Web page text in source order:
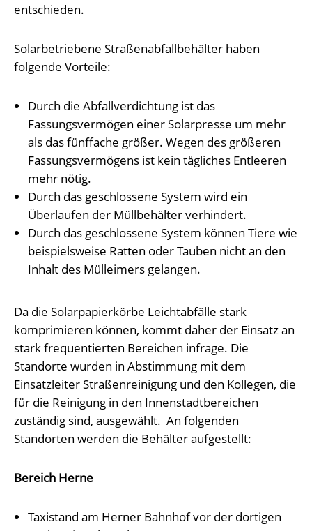
entschieden.
Solarbetriebene Straßenabfallbehälter haben
folgende Vorteile:
Durch die Abfallverdichtung ist das
Fassungsvermögen einer Solarpresse um mehr
als das fünffache größer. Wegen des größeren
Fassungsvermögens ist kein tägliches Entleeren
mehr nötig.
Durch das geschlossene System wird ein
Überlaufen der Müllbehälter verhindert.
Durch das geschlossene System können Tiere wie
beispielsweise Ratten oder Tauben nicht an den
Inhalt des Mülleimers gelangen.
Da die Solarpapierkörbe Leichtabfälle stark
komprimieren können, kommt daher der Einsatz an
stark frequentierten Bereichen infrage. Die
Standorte wurden in Abstimmung mit dem
Einsatzleiter Straßenreinigung und den Kollegen, die
für die Reinigung in den Innenstadtbereichen
zuständig sind, ausgewählt. An folgenden
Standorten werden die Behälter aufgestellt:
Bereich Herne
Taxistand am Herner Bahnhof vor der dortigen